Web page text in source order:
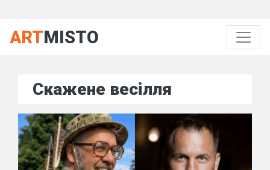
ARTMISTO
Скажене весілля